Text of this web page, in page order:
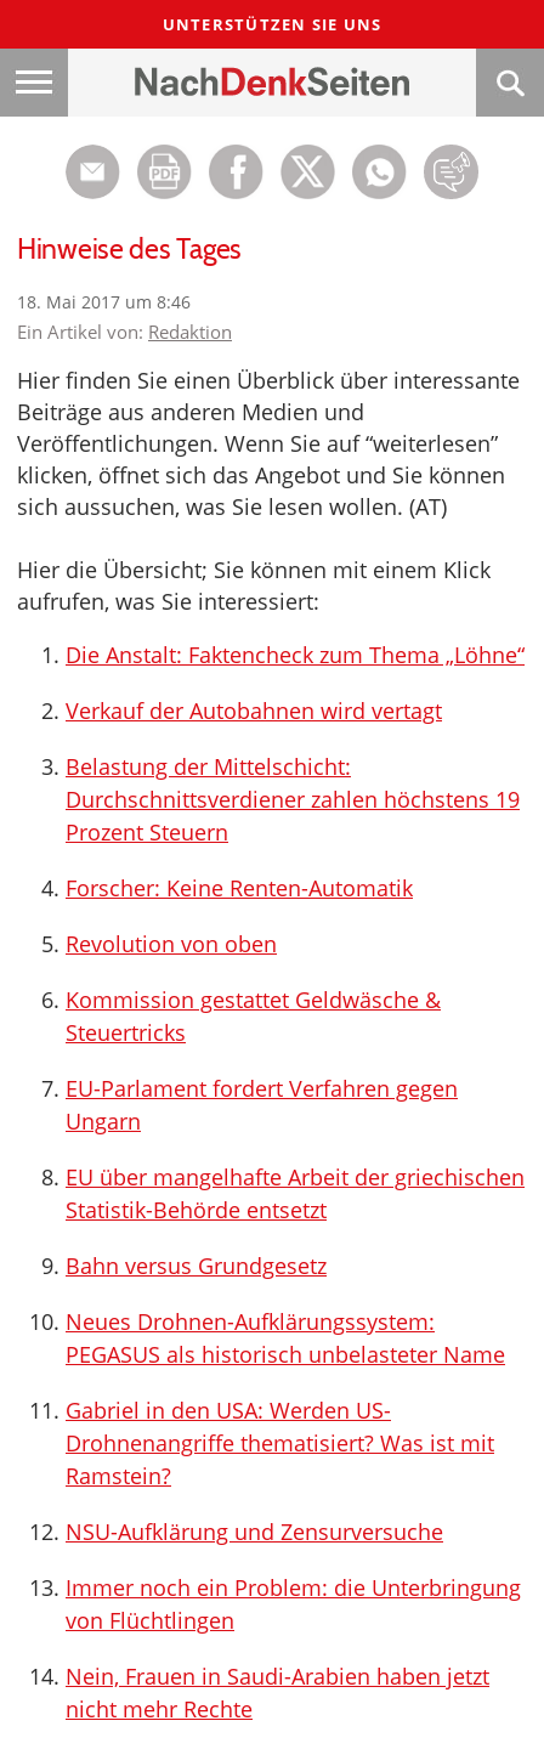
UNTERSTÜTZEN SIE UNS
Hinweise des Tages
18. Mai 2017 um 8:46
Ein Artikel von: Redaktion
Hier finden Sie einen Überblick über interessante
Beiträge aus anderen Medien und
Veröffentlichungen. Wenn Sie auf “weiterlesen”
klicken, öffnet sich das Angebot und Sie können
sich aussuchen, was Sie lesen wollen. (AT)
Hier die Übersicht; Sie können mit einem Klick
aufrufen, was Sie interessiert:
Die Anstalt: Faktencheck zum Thema „Löhne“
Verkauf der Autobahnen wird vertagt
Belastung der Mittelschicht:
Durchschnittsverdiener zahlen höchstens 19
Prozent Steuern
Forscher: Keine Renten-Automatik
Revolution von oben
Kommission gestattet Geldwäsche &
Steuertricks
EU-Parlament fordert Verfahren gegen
Ungarn
EU über mangelhafte Arbeit der griechischen
Statistik-Behörde entsetzt
Bahn versus Grundgesetz
Neues Drohnen-Aufklärungssystem:
PEGASUS als historisch unbelasteter Name
Gabriel in den USA: Werden US-
Drohnenangriffe thematisiert? Was ist mit
Ramstein?
NSU-Aufklärung und Zensurversuche
Immer noch ein Problem: die Unterbringung
von Flüchtlingen
Nein, Frauen in Saudi-Arabien haben jetzt
nicht mehr Rechte